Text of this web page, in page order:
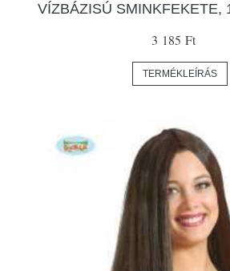
VÍZBÁZISÚ SMINKFEKETE,
3 185 Ft
TERMÉKLEÍRÁS